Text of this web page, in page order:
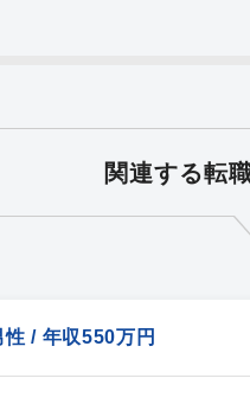
関連する転
/ 年収550万円